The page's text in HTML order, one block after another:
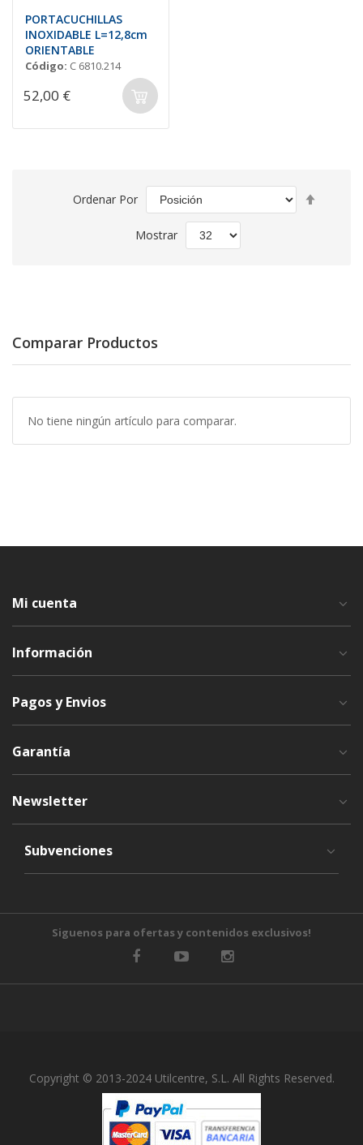
PORTACUCHILLAS
INOXIDABLE L=12,8cm
ORIENTABLE
Código: C 6810.214
52,00 €
Ordenar Por
Mostrar
Comparar Productos
No tiene ningún artículo para comparar.
Mi cuenta
Información
Pagos y Envios
Garantía
Newsletter
Subvenciones
Siguenos para ofertas y contenidos exclusivos!
Copyright © 2013-2024 Utilcentre, S.L. All Rights Reserved.